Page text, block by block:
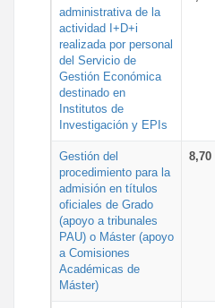
administrativa de la
actividad I+D+i
realizada por personal
del Servicio de
Gestión Económica
destinado en
Institutos de
Investigación y EPIs
Gestión del
procedimiento para la
admisión en títulos
oficiales de Grado
(apoyo a tribunales
PAU) o Máster (apoyo
a Comisiones
Académicas de
Máster)
8,70